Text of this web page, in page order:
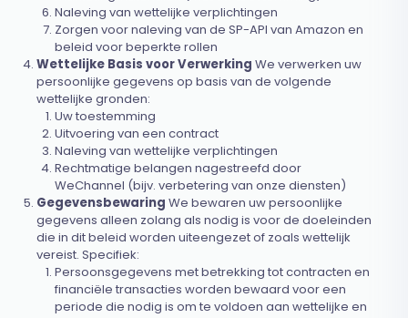
Naleving van wettelijke verplichtingen
Zorgen voor naleving van de SP-API van Amazon en
beleid voor beperkte rollen
Wettelijke Basis voor Verwerking We verwerken uw
persoonlijke gegevens op basis van de volgende
wettelijke gronden:
Uw toestemming
Uitvoering van een contract
Naleving van wettelijke verplichtingen
Rechtmatige belangen nagestreefd door
WeChannel (bijv. verbetering van onze diensten)
Gegevensbewaring We bewaren uw persoonlijke
gegevens alleen zolang als nodig is voor de doeleinden
die in dit beleid worden uiteengezet of zoals wettelijk
vereist. Specifiek:
Persoonsgegevens met betrekking tot contracten en
financiële transacties worden bewaard voor een
periode die nodig is om te voldoen aan wettelijke en